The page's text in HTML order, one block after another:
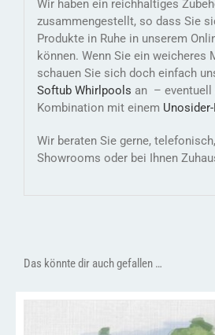
Wir haben ein reichhaltiges
zusammengestellt, so dass Sie
Produkte in Ruhe in unserem
können. Wenn Sie ein weicheres
schauen Sie sich doch einfach
Softub Whirlpools an – eventuell
Kombination mit einem
Wir beraten Sie gerne,
Showrooms oder bei Ihnen
Das könnte dir auch gefallen …